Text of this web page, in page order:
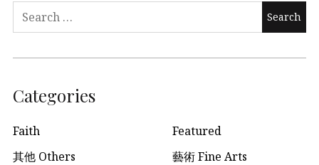
Search
for:
Categories
Faith
Featured
其他 Others
藝術 Fine Arts